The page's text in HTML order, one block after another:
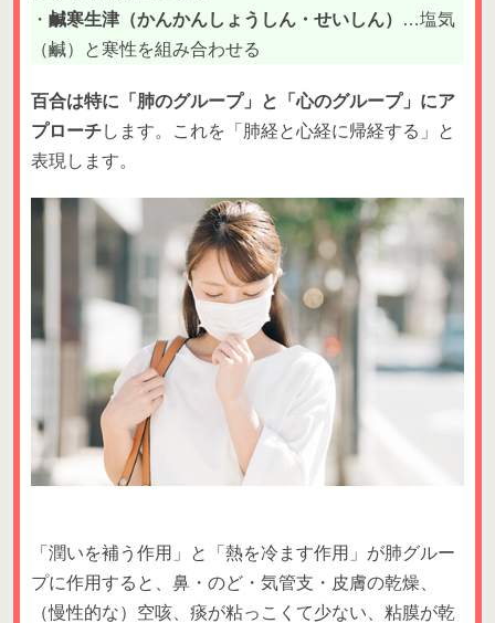
・ 鹹寒生津（かんかんしょうしん・せいしん）
…塩気
（鹹）と寒性を組み合わせる
百合は特に「肺のグループ」と「心のグループ」にア
プローチします。これを「肺経と心経に帰経する」と
表現します。
「潤いを補う作用」と「熱を冷ます作用」が肺グルー
プに作用すると、鼻・のど・気管支・皮膚の乾燥、
（慢性的な）空咳、痰が粘っこくて少ない、粘膜が乾